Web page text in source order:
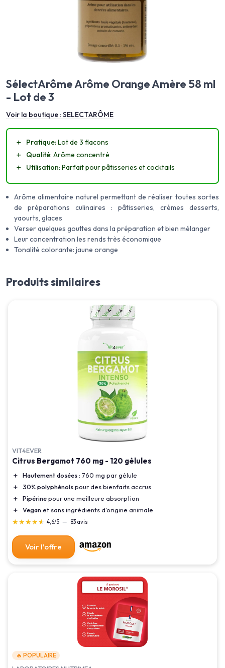
SélectArôme Arôme Orange Amère 58 ml
- Lot de 3
Voir la boutique :SELECTARÔME
＋ Pratique: Lot de 3 flacons
＋
Qualité: Arôme concentré
＋
Utilisation: Parfait pour pâtisseries et cocktails
Arôme alimentaire naturel permettant de réaliser toutes sortes
de préparations culinaires : pâtisseries, crèmes desserts,
yaourts, glaces
Verser quelques gouttes dans la préparation et bien mélanger
Leur concentration les rends très économique
Tonalité colorante: jaune orange
Produits similaires
VIT4EVER
Citrus Bergamot 760 mg - 120 gélules
＋ Hautement dosées : 760 mg par gélule
＋
30% polyphénolspour des bienfaits accrus
＋
Pipérinepour une meilleure absorption
＋
Veganet sans ingrédients d'origine animale
★★★★★
★★★★★ 4,6/5 — 83 avis
Voir l'offre
🔥 POPULAIRE